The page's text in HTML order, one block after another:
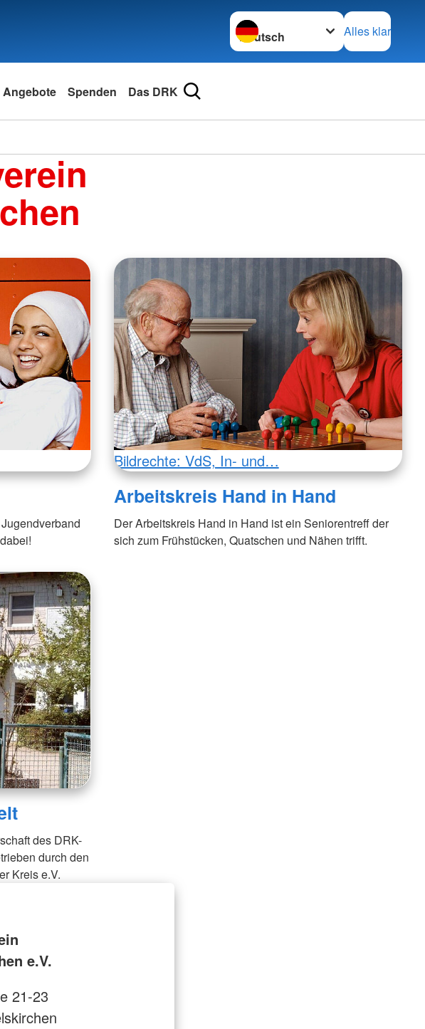
Sprache wechseln zu
Alles klar
Angebote Spenden Das DRK
Bildrechte: VdS, In- und…
Arbeitskreis Hand in Hand
Der Arbeitskreis Hand in Hand ist ein Seniorentreff der
sich zum Frühstücken, Quatschen und Nähen trifft.
des DRK-
durch den
Kreis e.V.
e.V.
21-23